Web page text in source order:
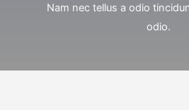
Nam nec tellus a odio
odio.